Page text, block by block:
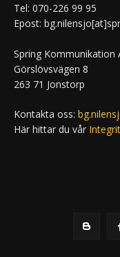
Tel: 070-226 99 95
Epost:
Spring Kommunikation
Görslövsvägen 8
263 71 Jonstorp
Kontakta oss:
Här hittar du vår